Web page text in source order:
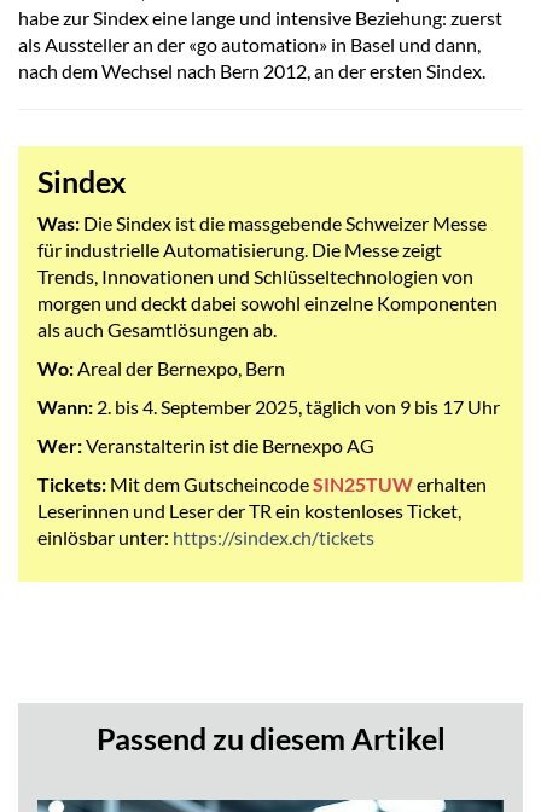
habe zur Sindex eine lange und intensive Beziehung: zuerst
als Aussteller an der «go automation» in Basel und dann,
nach dem Wechsel nach Bern 2012, an der ersten Sindex.
Sindex
Was: Die Sindex ist die massgebende Schweizer Messe
für industrielle Automatisierung. Die Messe zeigt
Trends, Innovationen und Schlüsseltechnologien von
morgen und deckt dabei sowohl einzelne Komponenten
als auch Gesamtlösungen ab.
Wo:Areal der Bernexpo, Bern
Wann: 2. bis 4. September 2025, täglich von 9 bis 17 Uhr
Wer:Veranstalterin ist die Bernexpo AG
Tickets: Mit dem GutscheincodeSIN25TUWerhalten
Leserinnen und Leser der TR ein kostenloses Ticket,
einlösbar unter: https://sindex.ch/tickets
Passend zu diesem Artikel